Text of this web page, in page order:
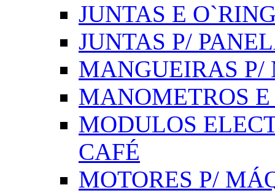
JUNTAS E
JUNTAS P/
MANGUEIRAS
MANOMETROS
MODULOS
CAFÉ
MOTORES P/